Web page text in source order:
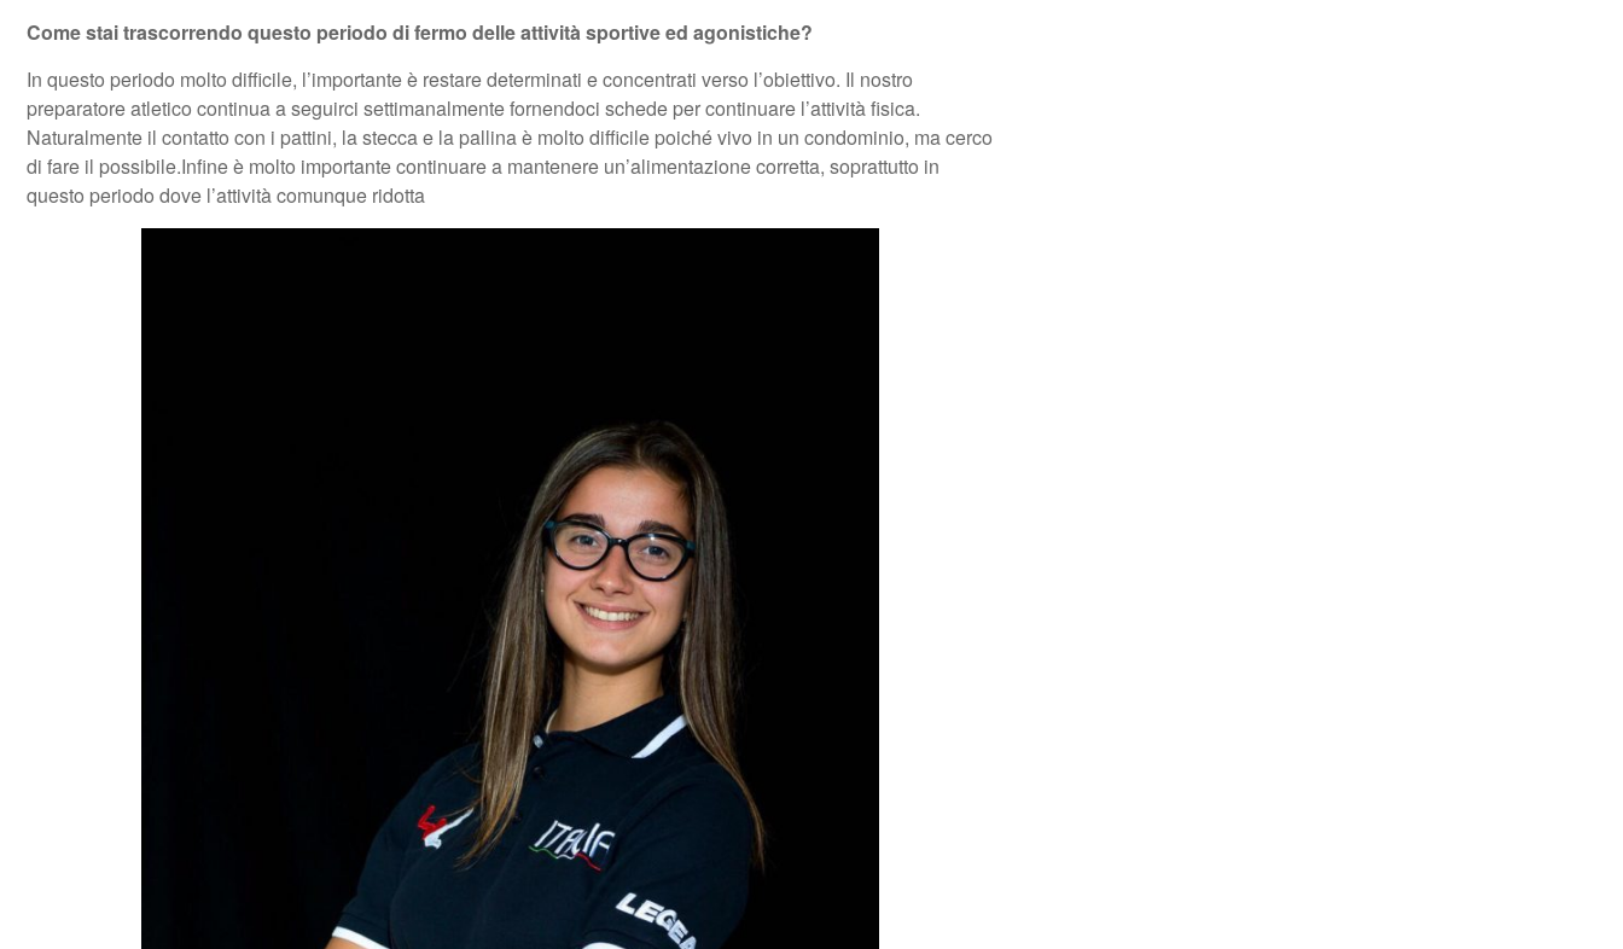
Come stai trascorrendo questo periodo di fermo delle attività sportive ed agonistiche?
In questo periodo molto difficile, l’importante è restare determinati e concentrati verso l’obiettivo. Il nostro
preparatore atletico continua a seguirci settimanalmente fornendoci schede per continuare l’attività fisica.
Naturalmente il contatto con i pattini, la stecca e la pallina è molto difficile poiché vivo in un condominio, ma cerco
di fare il possibile.Infine è molto importante continuare a mantenere un’alimentazione corretta, soprattutto in
questo periodo dove l’attività comunque ridotta